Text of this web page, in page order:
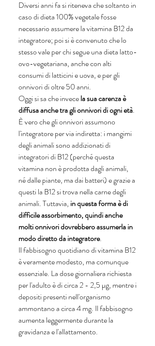
Diversi anni fa si riteneva che soltanto in
caso di dieta 100% vegetale fosse
necessario assumere la vitamina B12 da
integratore; poi si è convenuto che lo
stesso vale per chi segue una dieta latto-
ovo-vegetariana, anche con alti
consumi di latticini e uova, e per gli
onnivori di oltre 50 anni.
Oggi si sa che invece la sua carenza è
diffusa anche tra gli onnivori di ogni età.
È vero che gli onnivori assumono
l'integratore per via indiretta: i mangimi
degli animali sono addizionati di
integratori di B12 (perché questa
vitamina non è prodotta dagli animali,
né dalle piante, ma dai batteri) e grazie a
questi la B12 si trova nella carne degli
animali. Tuttavia, in questa forma è di
difficile assorbimento, quindi anche
molti onnivori dovrebbero assumerla in
modo diretto da integratore.
Il fabbisogno quotidiano di vitamina B12
è veramente modesto, ma comunque
essenziale. La dose giornaliera richiesta
per l'adulto è di circa 2 - 2,5 µg, mentre i
depositi presenti nell'organismo
ammontano a circa 4 mg. Il fabbisogno
aumenta leggermente durante la
gravidanza e l'allattamento.